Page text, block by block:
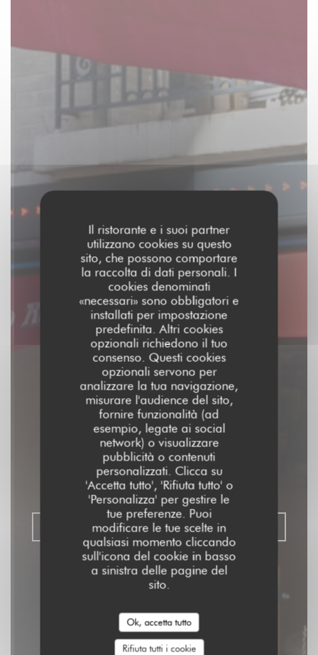
Il ristorante e i suoi partner
utilizzano cookies su questo
sito, che possono comportare
la raccolta di dati personali. I
cookies denominati
«necessari» sono obbligatori e
installati per impostazione
predefinita. Altri cookies
opzionali richiedono il tuo
consenso. Questi cookies
opzionali servono per
analizzare la tua navigazione,
misurare l'audience del sito,
fornire funzionalità (ad
esempio, legate ai social
network) o visualizzare
pubblicità o contenuti
personalizzati. Clicca su
'Accetta tutto', 'Rifiuta tutto' o
'Personalizza' per gestire le
tue preferenze. Puoi
modificare le tue scelte in
qualsiasi momento cliccando
sull'icona del cookie in basso
a sinistra delle pagine del
sito.
Ok, accetta tutto
Rifiuta tutti i cookie
Aux Dés Calés 17 -
Legendre
RISTORANTE - BISTROT - BAR|
PRENOTA